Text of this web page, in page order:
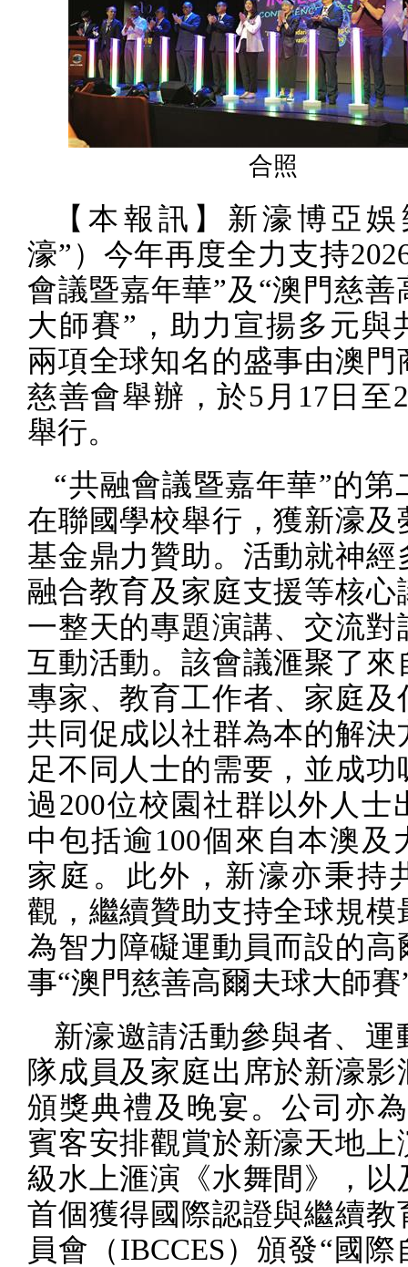
合照
【本報訊】新濠博亞
濠”）今年再度全力支持
會議暨嘉年華”及“澳門慈善
大師賽”，助力宣揚多元與
兩項全球知名的盛事由澳門
慈善會舉辦，於5 月 17 日至
舉行。
“共融會議暨嘉年華”的第
在聯國學校舉行，獲新濠及
基金鼎力贊助。活動就神經
融合教育及家庭支援等核心
一整天的專題演講、交流對
互動活動。該會議滙聚了來
專家、教育工作者、家庭及
共同促成以社群為本的解決
足不同人士的需要，並成功
過200位校園社群以外人士
中包括逾100個來自本澳及
家庭。此外，新濠亦秉持
觀，繼續贊助支持全球規模
為智力障礙運動員而設的高
事“澳門慈善高爾夫球大師賽
新濠邀請活動參與者、運
隊成員及家庭出席於新濠影
頒獎典禮及晚宴。公司亦
賓客安排觀賞於新濠天地上
級水上滙演《水舞間》，以
首個獲得國際認證與繼續教
員會（IBCCES）頒發“國際